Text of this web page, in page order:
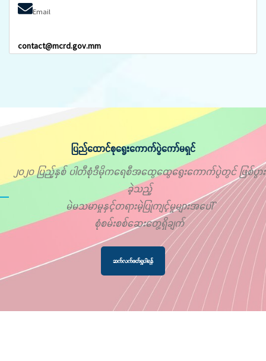
Email
contact@mcrd.gov.mm
ပြည်ထောင်စုရွေးကောက်ပွဲကော်မရှင်
၂၀၂၀ ပြည့်နှစ် ပါတီစုံဒီမိုကရေစီအထွေထွေရွေးကောက်ပွဲတွင် ဖြစ်ပွား
ခဲ့သည့်
မဲမသမာမှုနှင့်တရားမဲ့ပြုကျင့်မှုများအပေါ်
စုံစမ်းစစ်ဆေးတွေ့ရှိချက်
ဆက်လက်ဖတ်ရှုပါရန်